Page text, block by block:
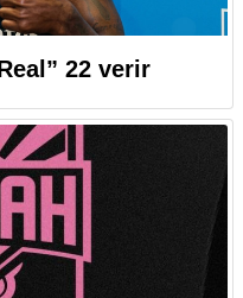
22 verir